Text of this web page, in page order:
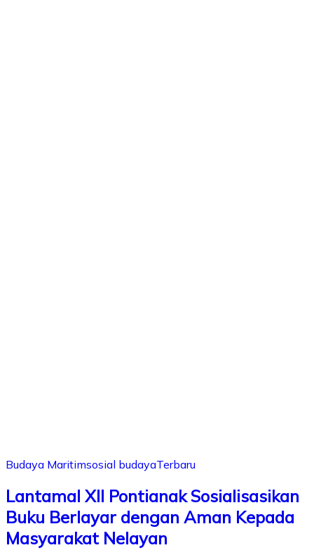
Budaya Maritimsosial budayaTerbaru
Lantamal XII Pontianak Sosialisasikan
Buku Berlayar dengan Aman Kepada
Masyarakat Nelayan